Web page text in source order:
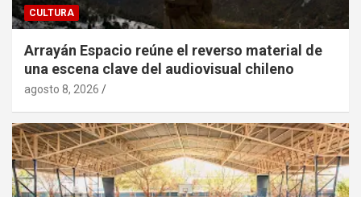
CULTURA
Arrayán Espacio reúne el reverso material de
una escena clave del audiovisual chileno
agosto 8, 2026